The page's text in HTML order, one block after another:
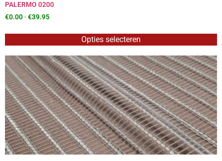
PALERMO 0200
€0.00-€39.95
Opties selecteren